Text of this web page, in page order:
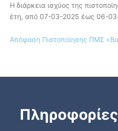
Η διάρκεια ισχύος της
έτη, από 07-03-2025 έως 06-
Απόφαση Πιστοποίησης ΠΜΣ
Πληροφορίες